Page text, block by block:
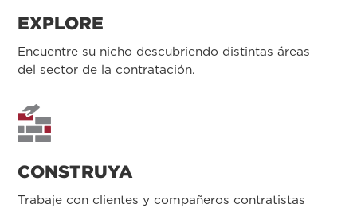
EXPLORE
Encuentre su nicho descubriendo distintas áreas
del sector de la contratación.
CONSTRUYA
Trabaje con clientes y compañeros contratistas